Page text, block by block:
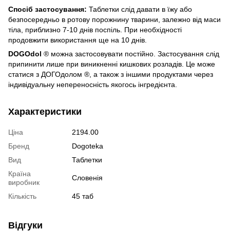
Спосіб застосування: Таблетки слід давати в їжу або
безпосередньо в ротову порожнину тварини, залежно від маси
тіла, приблизно 7-10 днів поспіль. При необхідності
продовжити використання ще на 10 днів.
DOGOdol ® можна застосовувати постійно. Застосування слід
припинити лише при виникненні кишкових розладів. Це може
статися з ДОГОдолом ®, а також з іншими продуктами через
індивідуальну непереносність якогось інгредієнта.
Характеристики
Ціна
2194.00
Бренд
Dogoteka
Вид
Таблетки
Країна
виробник
Словенія
Кількість 45 таб
Відгуки